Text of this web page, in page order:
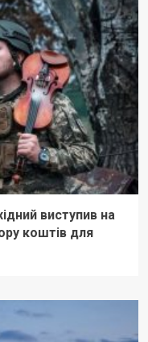
виступив на
коштів для